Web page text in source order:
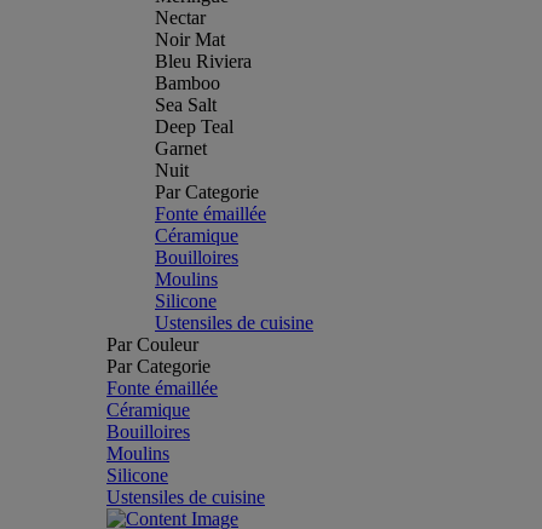
Nectar
Noir Mat
Bleu Riviera
Bamboo
Sea Salt
Deep Teal
Garnet
Nuit
Par Categorie
Fonte émaillée
Céramique
Bouilloires
Moulins
Silicone
Ustensiles de cuisine
Par Couleur
Par Categorie
Fonte émaillée
Céramique
Bouilloires
Moulins
Silicone
Ustensiles de cuisine